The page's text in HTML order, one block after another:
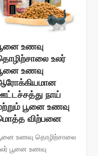
உணவு
உலர்
உணவு
நாய்
பூனை உணவு
விற்பனை
உணவு தொழிற்சாலை
பூனை உணவு